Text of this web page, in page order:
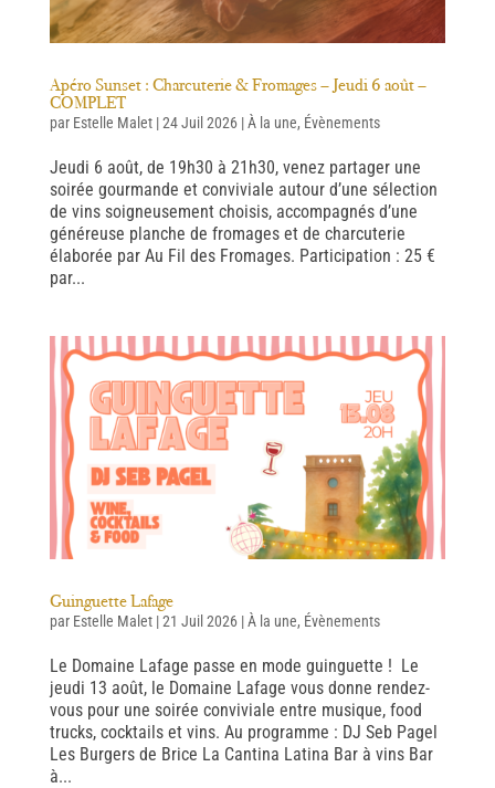
Apéro Sunset : Charcuterie & Fromages – Jeudi 6 août –
COMPLET
par Estelle Malet|24 Juil 2026|À la une, Évènements
Jeudi 6 août, de 19h30 à 21h30, venez partager une
soirée gourmande et conviviale autour d’une sélection
de vins soigneusement choisis, accompagnés d’une
généreuse planche de fromages et de charcuterie
élaborée par Au Fil des Fromages. Participation : 25 €
par...
Guinguette Lafage
par Estelle Malet|21 Juil 2026|À la une, Évènements
Le Domaine Lafage passe en mode guinguette ! Le
jeudi 13 août, le Domaine Lafage vous donne rendez-
vous pour une soirée conviviale entre musique, food
trucks, cocktails et vins. Au programme : DJ Seb Pagel
Les Burgers de Brice La Cantina Latina Bar à vins Bar
à...